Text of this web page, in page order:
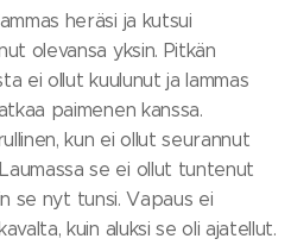
heräsi ja kutsui
olevansa yksin. Pitkän
ei ollut kuulunut ja lammas
paimenen kanssa.
kun ei ollut seurannut
se ei ollut tuntenut
se nyt tunsi. Vapaus ei
kuin aluksi se oli ajatellut.